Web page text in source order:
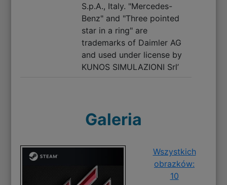
S.p.A., Italy. "Mercedes-
Benz" and "Three pointed
star in a ring" are
trademarks of Daimler AG
and used under license by
KUNOS SIMULAZIONI Srl’
Galeria
Wszystkich
obrazków:
10